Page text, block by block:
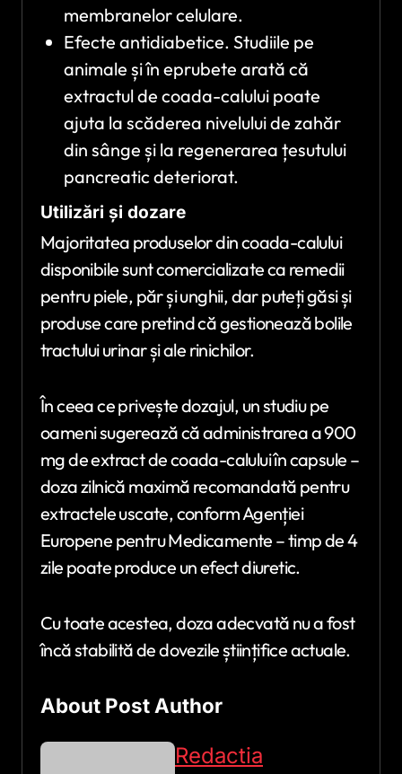
membranelor celulare.
Efecte antidiabetice. Studiile pe
animale și în eprubete arată că
extractul de coada-calului poate
ajuta la scăderea nivelului de zahăr
din sânge și la regenerarea țesutului
pancreatic deteriorat.
Utilizări și dozare
Majoritatea produselor din coada-calului
disponibile sunt comercializate ca remedii
pentru piele, păr și unghii, dar puteți găsi și
produse care pretind că gestionează bolile
tractului urinar și ale rinichilor.
În ceea ce privește dozajul, un studiu pe
oameni sugerează că administrarea a 900
mg de extract de coada-calului în capsule –
doza zilnică maximă recomandată pentru
extractele uscate, conform Agenției
Europene pentru Medicamente – timp de 4
zile poate produce un efect diuretic.
Cu toate acestea, doza adecvată nu a fost
încă stabilită de dovezile științifice actuale.
About Post Author
Redactia